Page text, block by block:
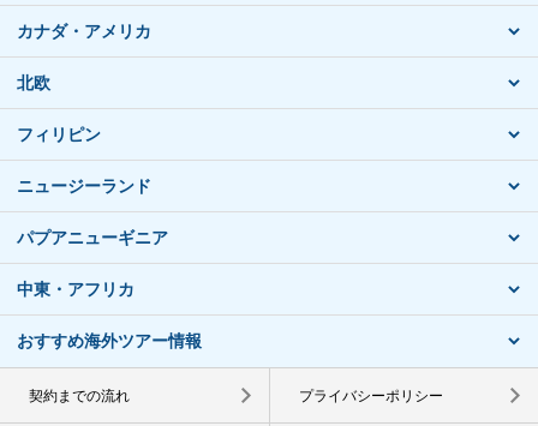
カナダ・アメリカ
北欧
フィリピン
ニュージーランド
パプアニューギニア
中東・アフリカ
おすすめ海外ツアー情報
契約までの流れ プライバシーポリシー